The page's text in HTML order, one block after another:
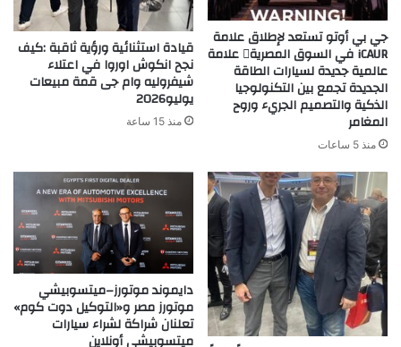
جي بي أوتو تستعد لإطلاق علامة
iCAUR في السوق المصرية علامة
عالمية جديدة لسيارات الطاقة
الجديدة تجمع بين التكنولوجيا
الذكية والتصميم الجريء وروح
المغامر
منذ 5 ساعات
قيادة استثنائية ورؤية ثاقبة :كيف
نجح انكوش اوروا في اعتلاء
شيفروليه وام جى قمة مبيعات
يوليو2026
منذ 15 ساعة
دايموند موتورز–ميتسوبيشي
موتورز مصر و«التوكيل دوت كوم»
تعلنان شراكة لشراء سيارات
ميتسوبيشي أونلاين